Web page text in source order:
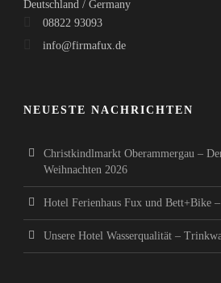
Deutschland / Germany
08822 93093
info@firmafux.de
NEUESTE NACHRICHTEN
Christkindlmarkt Oberammergau –
Weihnachten 2026
Hotel Ferienhaus Fux und Bett+Bike
Unsere Hotel Wasserqualität –